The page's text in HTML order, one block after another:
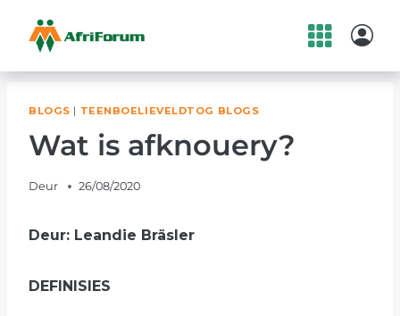
content
BLOGS | TEENBOELIEVELDTOG BLOGS
Wat is afknouery?
Deur 26/08/2020
Deur: Leandie Bräsler
DEFINISIES